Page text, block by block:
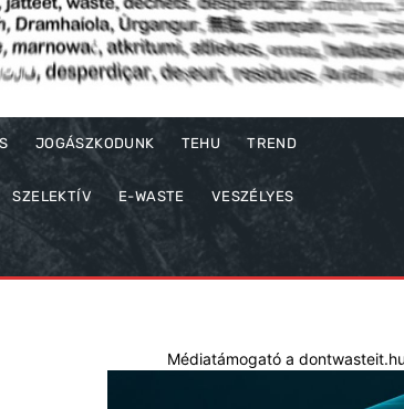
JOGÁSZKODUNK TEHU TREND
SZELEKTÍV E-WASTE VESZÉLYES
Médiatámogató a dontwasteit.hu